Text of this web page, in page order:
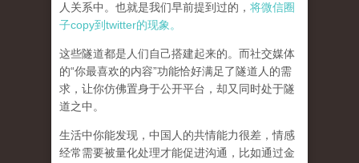
人关系中。也就是我们早前提到过的， 将微信圈
子copy到twitter的现象。
这些隧道都是人们自己搭建起来的。而社交媒体
的“你最喜欢的内容”功能恰好满足了隧道人的需
求，让你仿佛置身于公开平台，却又同时处于隧
道之中。
生活中你能发现，中国人的共情能力很差，情感
经常需要被量化处理才能促进沟通，比如通过金